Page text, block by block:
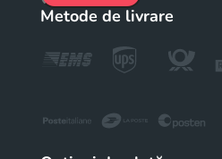
Metode de livrare